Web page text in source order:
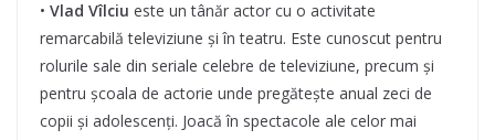
• Vlad Vîlciu este un tânăr actor cu o activitate
remarcabilă televiziune și în teatru. Este cunoscut pentru
rolurile sale din seriale celebre de televiziune, precum și
pentru școala de actorie unde pregătește anual zeci de
copii și adolescenți. Joacă în spectacole ale celor mai